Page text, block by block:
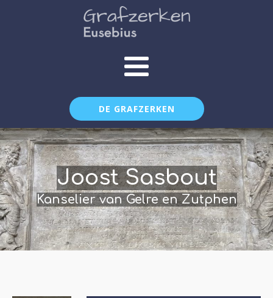
DE GRAFZERKEN
Joost Sasbout
Kanselier van Gelre en Zutphen